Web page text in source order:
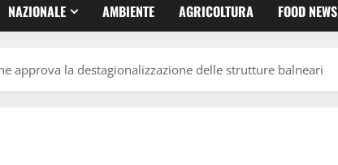
NAZIONALE AMBIENTE AGRICOLTURA FOOD NEWS
approva la destagionalizzazione delle strutture balneari